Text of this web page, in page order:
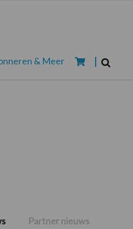
& Meer
Partner nieuws